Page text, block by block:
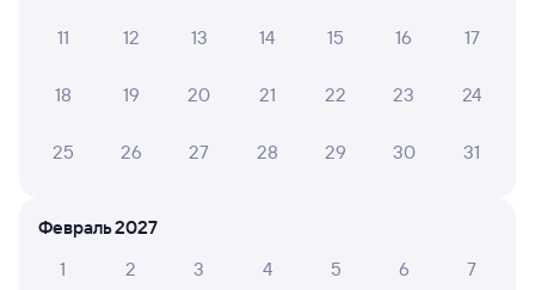
ЛАРИСА К.
поезда а так всё нормально
2
21 июля 2026 • Поезд 373С
11 12 13 14 15 16 17
18 19 20 21 22 23 24
25 26 27 28 29 30 31
Февраль 2027
1
2 3 4 5 6 7